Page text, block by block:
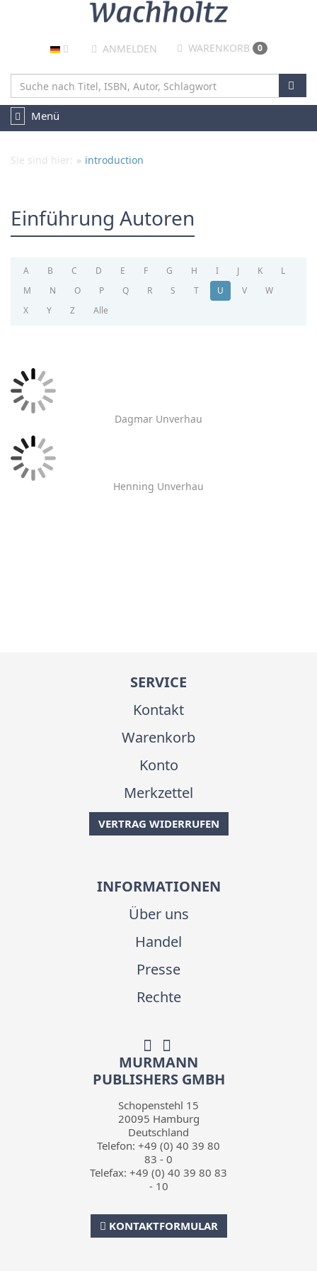
ANMELDEN WARENKORB 0
NAVIGATION
UMSCHALTEN
Menü
Sie sind hier: introduction
Einführung Autoren
A B C D E F G H I J K
L
M
N O P Q R S T U V
W
X
Y Z Alle
Dagmar Unverhau
Henning Unverhau
SERVICE
Kontakt
Warenkorb
Konto
Merkzettel
VERTRAG WIDERRUFEN
INFORMATIONEN
Über uns
Handel
Presse
Rechte
MURMANN
PUBLISHERS GMBH
Schopenstehl 15
20095 Hamburg
Deutschland
Telefon: +49 (0) 40 39 80
83 - 0
Telefax: +49 (0) 40 39 80 83
- 10
KONTAKTFORMULAR